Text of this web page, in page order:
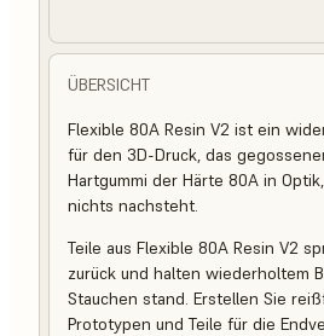
ÜBERSICHT
Flexible 80A Resin V2 ist ein
für den 3D-Druck, das
Hartgummi der Härte 80A in
nichts nachsteht.
Teile aus Flexible 80A Resin V2
zurück und halten wiederholtem
Stauchen stand. Erstellen Sie
Prototypen und Teile für die